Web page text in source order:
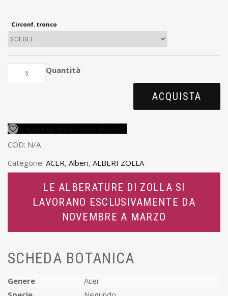
Circonf. tronco
Quantità
ACQUISTA
COD: N/A
Categorie: ACER, Alberi, ALBERI ZOLLA
LE ALBERATURE DI ZOLLA SI
LAVORANO ESCLUSIVAMENTE DA
NOVEMBRE A MARZO
SCHEDA BOTANICA
Genere
Acer